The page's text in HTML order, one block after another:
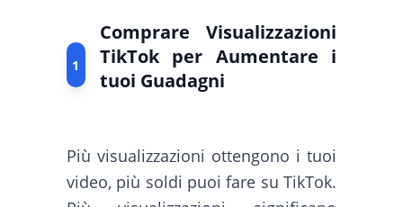
1
Comprare Visualizzazioni
TikTok per Aumentare i
tuoi Guadagni
Più visualizzazioni ottengono i tuoi
video, più soldi puoi fare su TikTok.